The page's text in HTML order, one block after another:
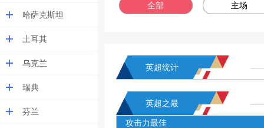
哈萨克斯坦
土耳其
乌克兰
瑞典
芬兰
全部 主场
英超统计
英超之最
攻击力最佳